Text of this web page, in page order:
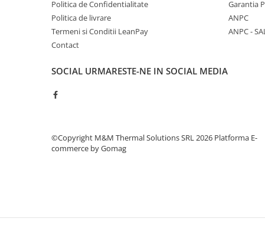
Accesorii baie
Cabine de dus
Sifoane si rigole
Politica de Confidentialitate
Politica de livrare
Termeni si Conditii LeanPay
Contact
Garantia
ANPC
ANPC -
SOCIAL URMARESTE-NE IN SOCIAL MEDIA
©Copyright M&M Thermal Solutions SRL 2026 Platforma E-
commerce by Gomag